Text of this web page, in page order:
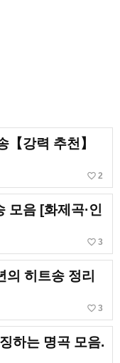
강력 추천】
favorite_border 2
모음 [화제곡·인
favorite_border 3
히트송 정리
favorite_border 3
하는 명곡 모음.